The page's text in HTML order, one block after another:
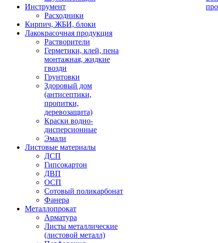
Инструмент
Расходники
Кирпич, ЖБИ, блоки
Лакокрасочная продукция
Растворители
Герметики, клей, пена
монтажная, жидкие
гвозди
Грунтовки
Здоровый дом
(антисептики,
пропитки,
деревозащита)
Краски водно-
дисперсионные
Эмали
Листовые материалы
ДСП
Гипсокартон
ДВП
ОСП
Сотовый поликарбонат
Фанера
Металлопрокат
Арматура
Листы металлические
(листовой металл)